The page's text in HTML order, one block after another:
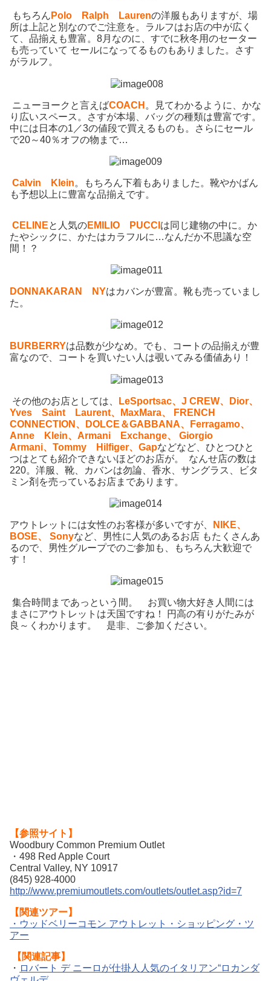
もちろん Polo Ralph Laurenの洋服もありますが、場
所は上記と別なのでご注意を。ラルフはお店の中が広く
て、品揃えも豊富。8月なのに、すでに秋冬用のセーター
も売っていて セールになってるものもありました。さす
がラルフ。
ニューヨークと言えばCOACH 。見てわかるように、かな
り広いスペース。さすが本場、バッグの種類は豊富です。
中には日本の1／3の値段で買えるものも。さらにセール
で20～40％オフの物まで…
Calvin Klein。もちろん下着もありました。靴やかばん
も予想以上に豊富な品揃えです。
CELINEと人気のEMILIO PUCCI は同じ建物の中に。か
たやシックに、かたはカラフルに…なんだか不思議な空
間！？
DONNAKARAN NYはカバンが豊富。靴も売っていまし
た。
BURBERRYは品数が少なめ。でも、コートの品揃えが豊
富なので、コートを買いたい人は覗いてみる価値あり！
その他のお店としては、
LeSportsac、J CREW、Dior、
Yves Saint Laurent、MaxMara、
FRENCH
CONNECTION、DOLCE＆GABBANA、Ferragamo、
Anne Klein、Armani
Exchange、
Giorgio
Armani、Tommy Hilfiger、Gapなどなど、ひとつひと
つはとても紹介できないほどのお店が。 なんせ店の数は
220。洋服、靴、カバンは勿論、香水、サングラス、ビタ
ミン剤を売っているお店まであります。
アウトレットには女性のお客様が多いですが、
NIKE、
BOSE、 Sonyなど、男性に人気のあるお店 もたくさんあ
るので、男性グループでのご参加も、もちろん大歓迎で
す！
集合時間まであっという間。 お買い物大好き人間には
まさにアウトレットは天国ですね！ 円高の有りがたみが
良～くわかります。 是非、ご参加ください。
【参照サイト】
Woodbury Common Premium Outlet
・498 Red Apple Court
Central Valley, NY 10917
(845) 928-4000
http://www.premiumoutlets.com/outlets/outlet.asp?id=7
【関連ツアー】
・ウッドベリーコモン アウトレット・ショッピング・ツ
アー
【関連記事】
・ ロバート デ ニーロが仕掛人人気のイタリアン“ロカンダ